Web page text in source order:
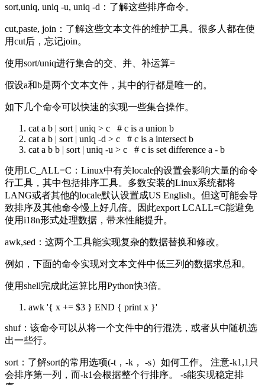
sort,uniq, uniq -u, uniq -d：了解这些排序命令。
cut,paste, join：了解这些文本文件的维护工具。很多人都在使
用cut后，忘记join。
使用sort/uniq进行集合的交、并、补运算=
假设a和b是两个文本文件，其中的行都是唯一的。
如下几个命令可以快速的实现一些集合操作。
cat a b | sort | uniq > c # c is a union b
cat a b | sort | uniq -d > c # c is a intersect b
cat a b b | sort | uniq -u > c # c is set difference a - b
使用LC_ALL=C：Linux中有关locale的设置会影响大量的命令
行工具，其中包括排序工具。多数安装的Linux系统都将
LANG或者其他的locale默认设置成US English。但这可能会导
致排序及其他命令慢上好几倍。因此export LCALL=C能避免
使用i18n形式处理数据，带来性能提升。
awk,sed：这两个工具能实现复杂的数据替换和修改。
例如，下面的命令实现对文本文件中低三列的数据求总和。
使用shell完成此运算比用Python快3倍。
awk '{ x += $3 } END { print x }'
shuf：该命令可以从将一个文件中的行混洗，或者从中随机选
出一些行。
sort：了解sort的常用选项(-t，-k， -s）如何工作。 注意-k1,1只
会排序第一列，而-k1会根据整个行排序。 -s能实现稳定排